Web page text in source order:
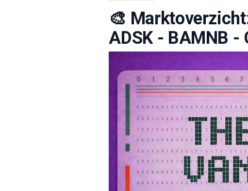
🎨
ADSK - BAMNB -